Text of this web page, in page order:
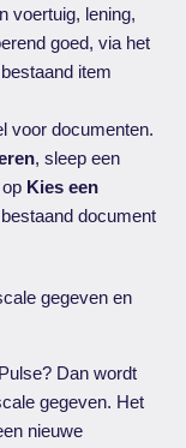
voertuig, lening,
goed, via het
item
voor documenten.
, sleep een
Kies een
document
gegeven en
Dan wordt
gegeven. Het
nieuwe